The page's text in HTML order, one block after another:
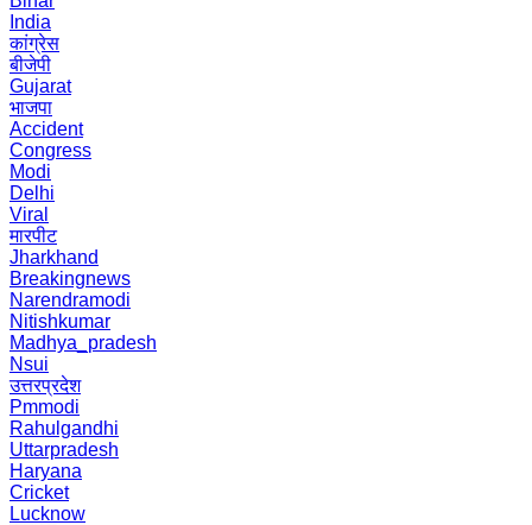
India
कांग्रेस
बीजेपी
Gujarat
भाजपा
Accident
Congress
Modi
Delhi
Viral
मारपीट
Jharkhand
Breakingnews
Narendramodi
Nitishkumar
Madhya_pradesh
Nsui
उत्तरप्रदेश
Pmmodi
Rahulgandhi
Uttarpradesh
Haryana
Cricket
Lucknow